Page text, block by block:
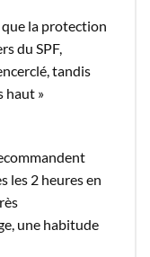
que la protection
du SPF,
tandis
haut »
les 2 heures en
une habitude